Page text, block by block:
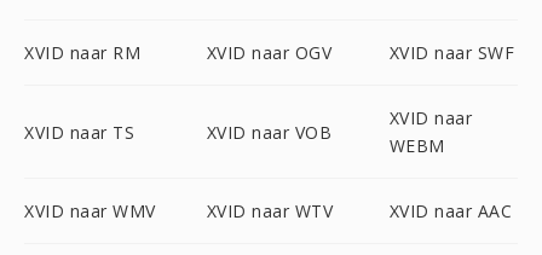
XVID naar RM XVID naar OGV XVID naar SWF
XVID naar TS XVID naar VOB
XVID naar
WEBM
XVID naar WMV XVID naar WTV XVID naar AAC